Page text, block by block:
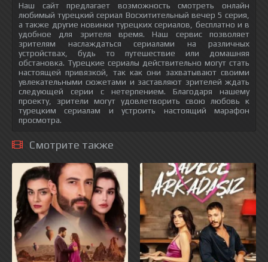
Наш сайт предлагает возможность смотреть онлайн
любимый турецкий сериал Восхитительный вечер 5 серия,
а также другие новинки турецких сериалов, бесплатно и в
удобное для зрителя время. Наш сервис позволяет
зрителям наслаждаться сериалами на различных
устройствах, будь то путешествие или домашняя
обстановка. Турецкие сериалы действительно могут стать
настоящей привязкой, так как они захватывают своими
увлекательными сюжетами и заставляют зрителей ждать
следующей серии с нетерпением. Благодаря нашему
проекту, зрители могут удовлетворить свою любовь к
турецким сериалам и устроить настоящий марафон
просмотра.
Смотрите также